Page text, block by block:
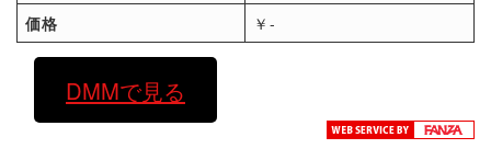
価格
￥-
DMMで見る